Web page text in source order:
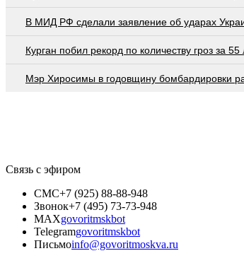
В МИД РФ сделали заявление об ударах
Курган побил рекорд по количеству гроз за 55
Мэр Хиросимы в годовщину бомбардировки
Связь с эфиром
СМС+7 (925) 88-88-948
Звонок+7 (495) 73-73-948
MAXgovoritmskbot
Telegramgovoritmskbot
Письмоinfo@govoritmoskva.ru